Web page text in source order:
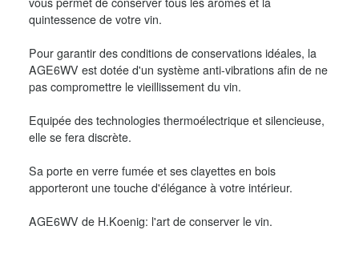
quintessence de votre vin.
Pour garantir des conditions de conservations idéales, la
AGE6WV est dotée d'un système anti-vibrations afin de ne
pas compromettre le vieillissement du vin.
Equipée des technologies thermoélectrique et silencieuse,
elle se fera discrète.
Sa porte en verre fumée et ses clayettes en bois
apporteront une touche d'élégance à votre intérieur.
AGE6WV de H.Koenig: l'art de conserver le vin.